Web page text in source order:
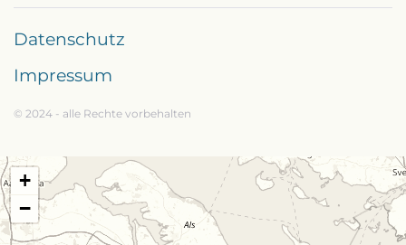
Datenschutz
Impressum
© 2024 - alle Rechte vorbehalten
+
−